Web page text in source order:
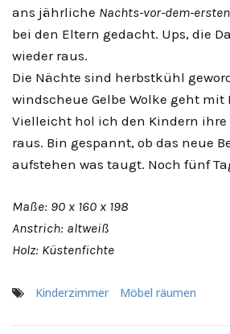
ans jährliche Nachts-vor-dem-
bei den Eltern gedacht. Ups, die
wieder raus.
Die Nächte sind herbstkühl
windscheue Gelbe Wolke geht mit
Vielleicht hol ich den Kindern ihre
raus. Bin gespannt, ob das neue
aufstehen was taugt. Noch fünf
Maße: 90 x 160 x 198
Anstrich: altweiß
Holz: Küstenfichte
Kinderzimmer Möbel räumen